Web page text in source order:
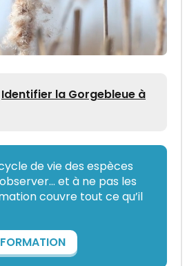
Identifier la Gorgebleue à
de vie des espèces
et à ne pas les
couvre tout ce qu’il